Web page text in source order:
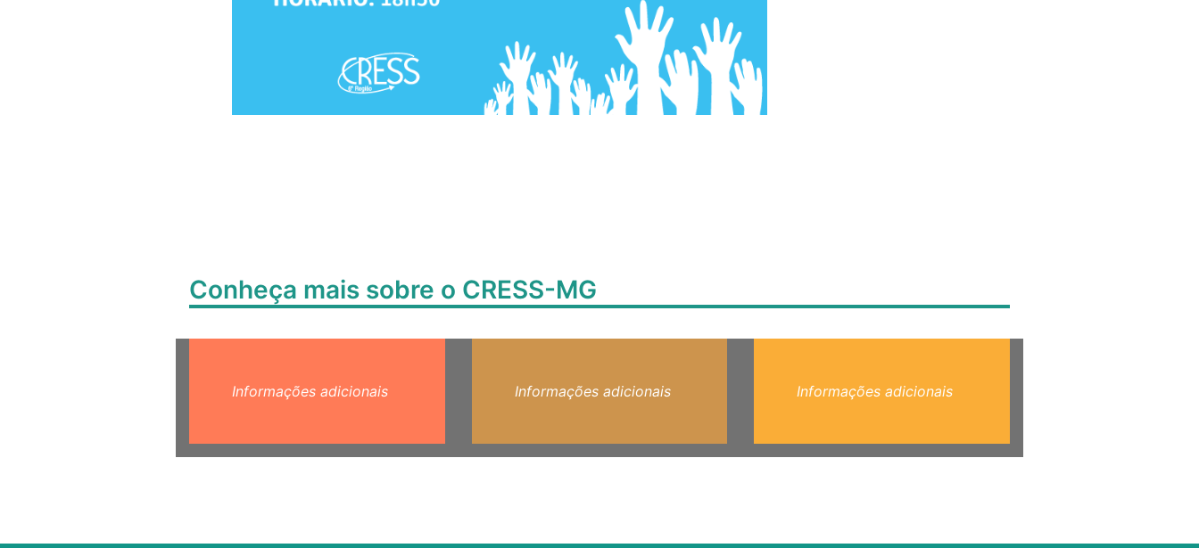
Conheça mais sobre o CRESS-MG
Informações adicionais Informações adicionais Informações adicionais